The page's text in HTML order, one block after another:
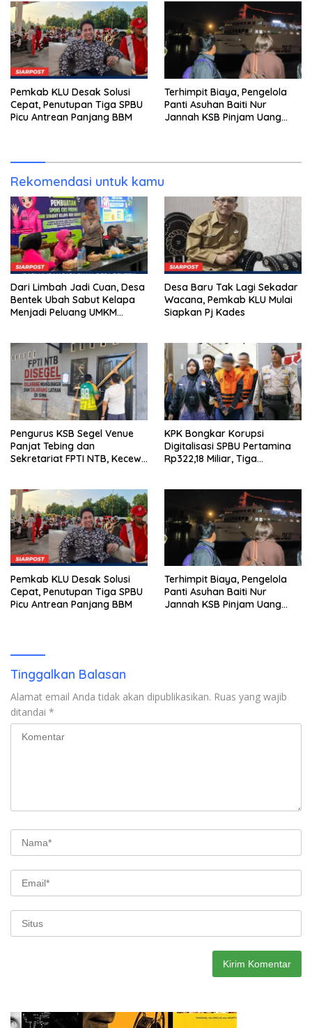
Pemkab KLU Desak Solusi
Cepat, Penutupan Tiga SPBU
Picu Antrean Panjang BBM
Terhimpit Biaya, Pengelola
Panti Asuhan Baiti Nur
Jannah KSB Pinjam Uang
Rekomendasi untuk kamu
Dari Limbah Jadi Cuan, Desa
Bentek Ubah Sabut Kelapa
Menjadi Peluang UMKM
Desa Baru Tak Lagi Sekadar
Wacana, Pemkab KLU Mulai
Siapkan Pj Kades
Pengurus KSB Segel Venue
Panjat Tebing dan
Sekretariat FPTI NTB, Kecewa
KPK Bongkar Korupsi
Digitalisasi SPBU Pertamina
Rp322,18 Miliar, Tiga
Pemkab KLU Desak Solusi
Cepat, Penutupan Tiga SPBU
Picu Antrean Panjang BBM
Terhimpit Biaya, Pengelola
Panti Asuhan Baiti Nur
Jannah KSB Pinjam Uang
Tinggalkan Balasan
Alamat email Anda tidak akan dipublikasikan. Ruas yang wajib
ditandai *